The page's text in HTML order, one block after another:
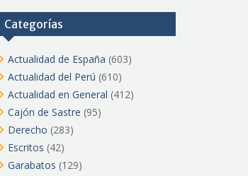
Categorías
Actualidad de España (603)
Actualidad del Perú (610)
Actualidad en General (412)
Cajón de Sastre (95)
Derecho (283)
Escritos (42)
Garabatos (129)